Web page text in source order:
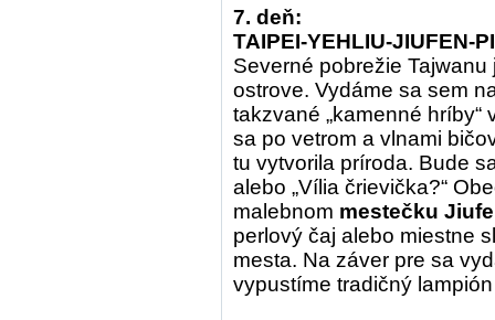
7. deň:
TAIPEI-YEHLIU-JIUFEN-
Severné pobrežie
ostrove. Vydáme sa sem
takzvané „kamenné hríby“
sa po vetrom a vlnami
tu vytvorila príroda. Bude
alebo „Vília črievička?“
malebnom mestečku
perlový čaj alebo miestne
mesta. Na záver pre sa
vypustíme tradičný